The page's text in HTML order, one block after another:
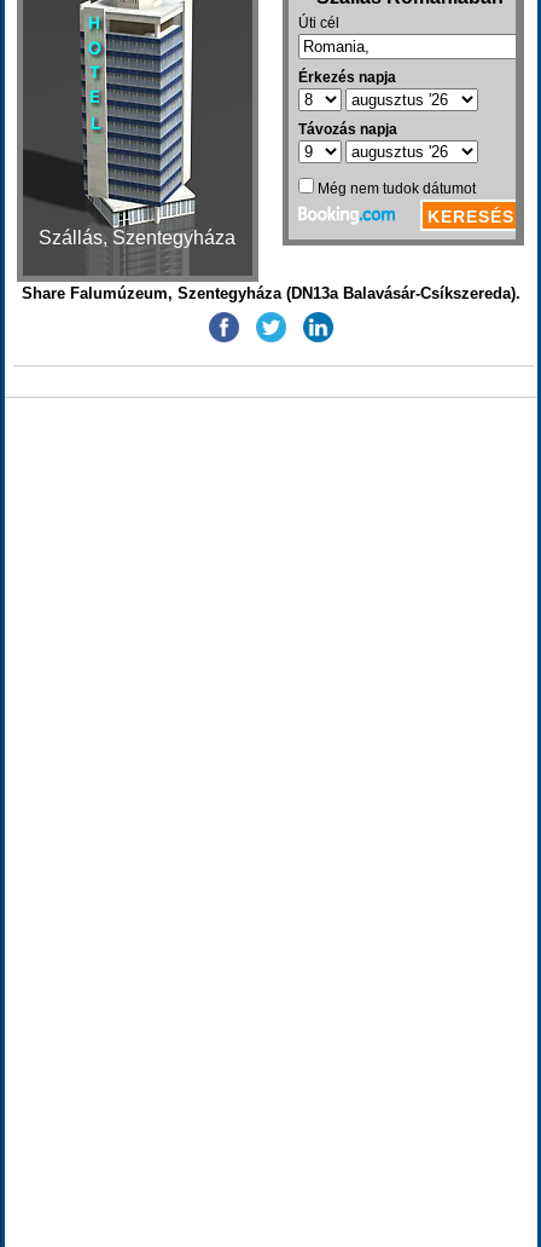
Szállás, Szentegyháza
Share Falumúzeum, Szentegyháza (DN13a Balavásár-Csíkszereda).